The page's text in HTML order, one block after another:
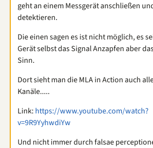
geht an einem Messgerät anschließen
detektieren.
Die einen sagen es ist nicht möglich, es
Gerät selbst das Signal Anzapfen aber
Sinn.
Dort sieht man die MLA in Action auch
Kanäle.....
Link: https://www.youtube.com/watch?
v=9R9YyhwdiYw
Und nicht immer durch falsae